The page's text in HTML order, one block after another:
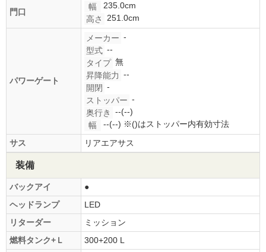
門口
幅
235.0cm
高さ
251.0cm
パワーゲート
メーカー -
型式 --
タイプ 無
昇降能力 --
開閉 -
ストッパー -
奥行き
--(--)
幅
--(--) ※()はストッパー内有効寸法
サス
リアエアサス
装備
バックアイ
●
ヘッドランプ
LED
リターダー
ミッション
燃料タンク+Ｌ
300+200 L